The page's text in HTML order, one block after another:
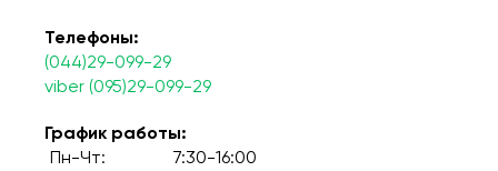
Телефоны:
(044)29-099-29
viber (095)29-099-29
График работы:
Пн-Чт:
7:30-16:00